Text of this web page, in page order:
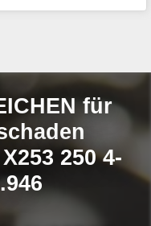
für
250 4-